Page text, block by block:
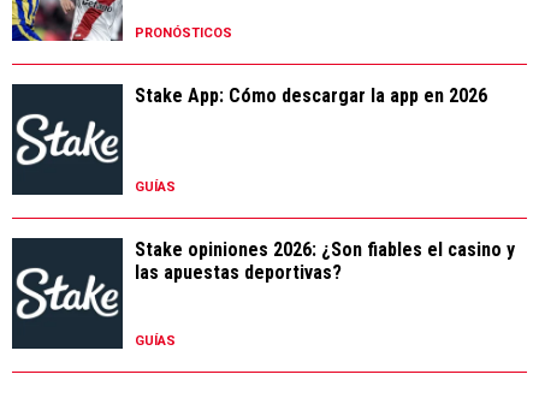
PRONÓSTICOS
Stake App: Cómo descargar la app en 2026
GUÍAS
Stake opiniones 2026: ¿Son fiables el casino y
las apuestas deportivas?
GUÍAS